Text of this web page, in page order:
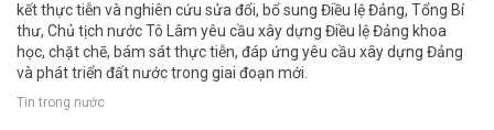
kết thực tiễn và nghiên cứu sửa đổi, bổ sung Điều lệ Đảng, Tổng Bí
thư, Chủ tịch nước Tô Lâm yêu cầu xây dựng Điều lệ Đảng khoa
học, chặt chẽ, bám sát thực tiễn, đáp ứng yêu cầu xây dựng Đảng
và phát triển đất nước trong giai đoạn mới.
Tin trong nước